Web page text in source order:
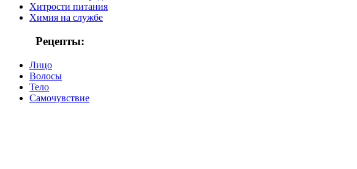
Хитрости питания
Химия на службе
Рецепты:
Лицо
Волосы
Тело
Самочувствие